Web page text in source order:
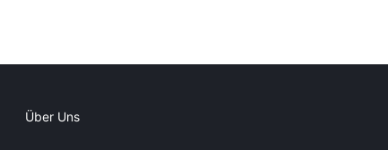
Über Uns